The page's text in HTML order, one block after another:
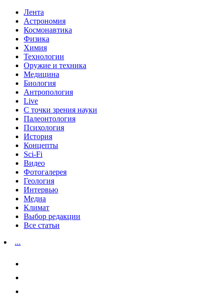
Лента
Астрономия
Космонавтика
Физика
Химия
Технологии
Оружие и техника
Медицина
Биология
Антропология
Live
С точки зрения науки
Палеонтология
Психология
История
Концепты
Sci-Fi
Видео
Фотогалерея
Геология
Интервью
Медиа
Климат
Выбор редакции
Все статьи
...